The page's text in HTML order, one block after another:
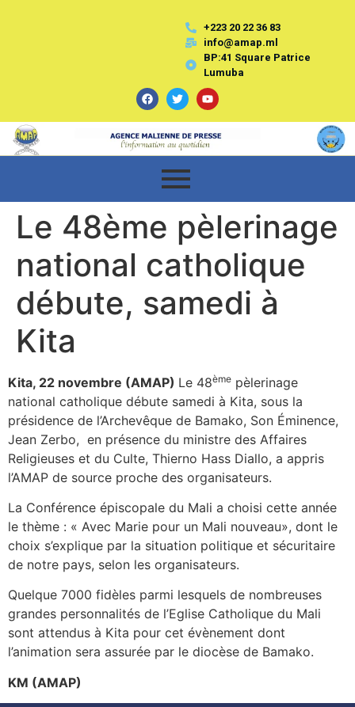
+223 20 22 36 83
info@amap.ml
BP:41 Square Patrice
Lumuba
Le 48ème pèlerinage
national catholique
débute, samedi à
Kita
Kita, 22 novembre (AMAP) Le 48ème pèlerinage
national catholique débute samedi à Kita, sous la
présidence de l’Archevêque de Bamako, Son Éminence,
Jean Zerbo, en présence du ministre des Affaires
Religieuses et du Culte, Thierno Hass Diallo, a appris
l’AMAP de source proche des organisateurs.
La Conférence épiscopale du Mali a choisi cette année
le thème : « Avec Marie pour un Mali nouveau», dont le
choix s’explique par la situation politique et sécuritaire
de notre pays, selon les organisateurs.
Quelque 7000 fidèles parmi lesquels de nombreuses
grandes personnalités de l’Eglise Catholique du Mali
sont attendus à Kita pour cet évènement dont
l’animation sera assurée par le diocèse de Bamako.
KM (AMAP)